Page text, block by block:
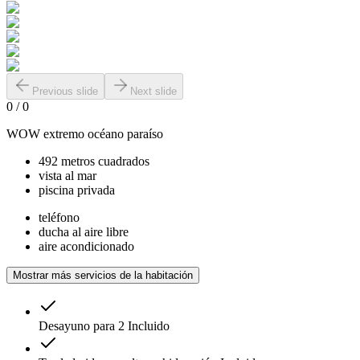
Previous slide Next slide
0 /0
WOW extremo océano paraíso
492 metros cuadrados
vista al mar
piscina privada
teléfono
ducha al aire libre
aire acondicionado
Mostrar más servicios de la habitación
Desayuno para 2 Incluido